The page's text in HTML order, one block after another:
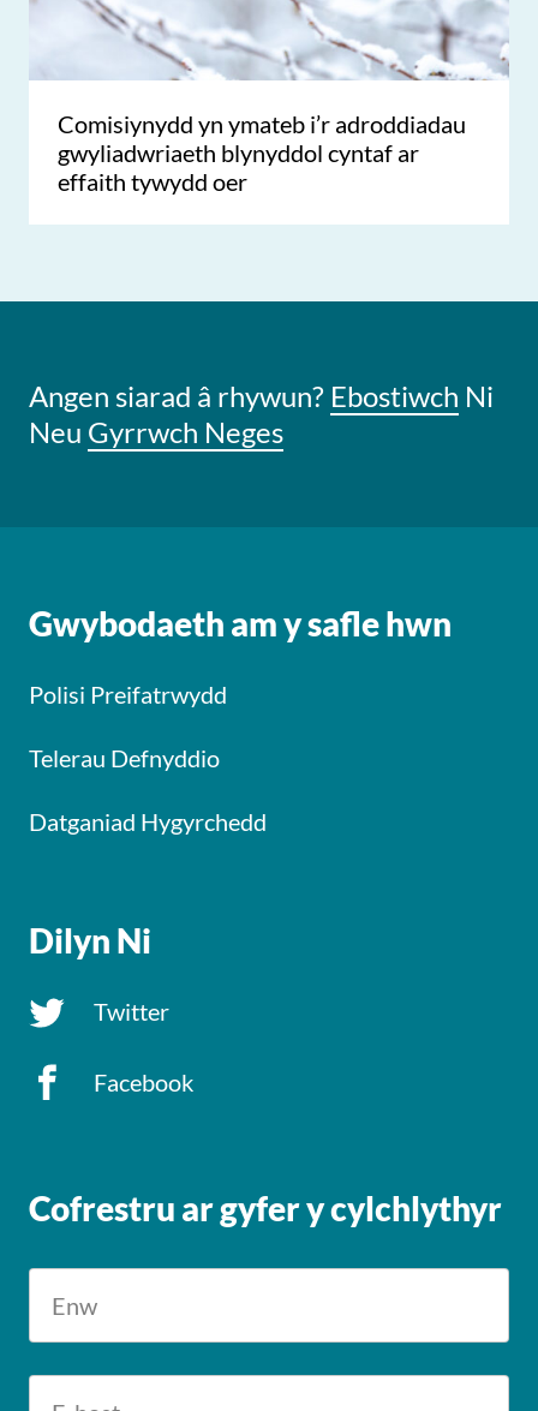
Comisiynydd yn ymateb i’r adroddiadau
gwyliadwriaeth blynyddol cyntaf ar
effaith tywydd oer
Angen siarad â rhywun? Ebostiwch Ni
Neu Gyrrwch Neges
Gwybodaeth am y safle hwn
Polisi Preifatrwydd
Telerau Defnyddio
Datganiad Hygyrchedd
Dilyn Ni
Twitter
Facebook
Cofrestru ar gyfer y cylchlythyr